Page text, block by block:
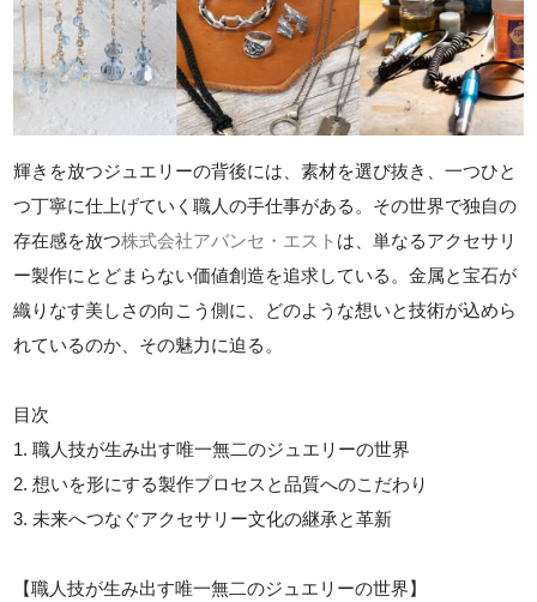
輝きを放つジュエリーの背後には、素材を選び抜き、一つひと
つ丁寧に仕上げていく職人の手仕事がある。その世界で独自の
存在感を放つ株式会社アバンセ・エスト は、単なるアクセサリ
ー製作にとどまらない価値創造を追求している。金属と宝石が
織りなす美しさの向こう側に、どのような想いと技術が込めら
れているのか、その魅力に迫る。
目次
1. 職人技が生み出す唯一無二のジュエリーの世界
2. 想いを形にする製作プロセスと品質へのこだわり
3. 未来へつなぐアクセサリー文化の継承と革新
【職人技が生み出す唯一無二のジュエリーの世界】